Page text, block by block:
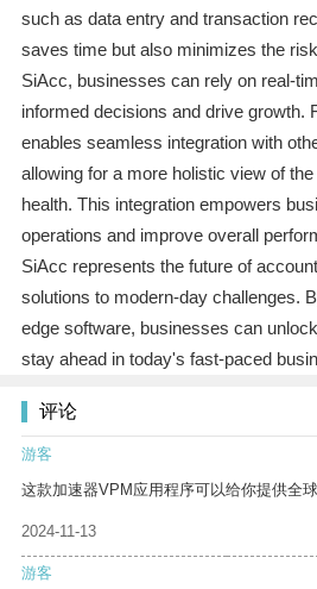
such as data entry and transaction
saves time but also minimizes the
SiAcc, businesses can rely on real-
informed decisions and drive growth.
enables seamless integration with
allowing for a more holistic view of
health. This integration empowers
operations and improve overall
SiAcc represents the future of
solutions to modern-day challenges.
edge software, businesses can
stay ahead in today's fast-paced
评论
游客
这款加速器VPM应用程序可以给你提供全
2024-11-13
游客